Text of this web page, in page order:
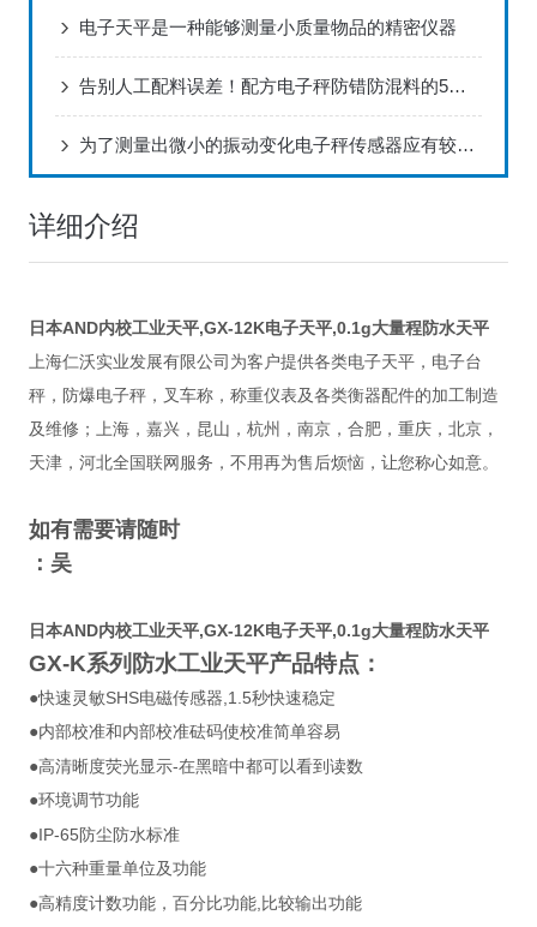
电子天平是一种能够测量小质量物品的精密仪器
告别人工配料误差！配方电子秤防错防混料的5大核心技术解析
为了测量出微小的振动变化电子秤传感器应有较高的灵敏度
详细介绍
日本AND内校工业天平,GX-12K电子天平,0.1g大量程防水天平
上海仁沃实业发展有限公司为客户提供各类电子天平，电子台
秤，防爆电子秤，叉车称，称重仪表及各类衡器配件的加工制造
及维修；上海，嘉兴，昆山，杭州，南京，合肥，重庆，北京，
天津，河北全国联网服务，不用再为售后烦恼，让您称心如意。
如有需要请随时
：吴
日本AND内校工业天平,GX-12K电子天平,0.1g大量程防水天平
GX-K系列防水工业天平产品特点：
●快速灵敏SHS电磁传感器,1.5秒快速稳定
●内部校准和内部校准砝码使校准简单容易
●高清晰度荧光显示-在黑暗中都可以看到读数
●环境调节功能
●IP-65 防尘防水标准
●十六种重量单位及功能
●高精度计数功能，百分比功能, 比较输出功能